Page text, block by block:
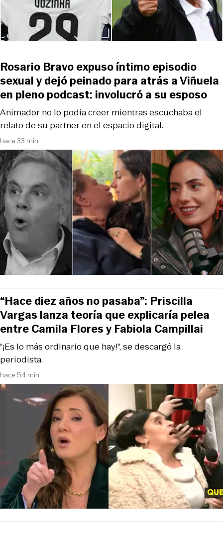
hace 33 min
Animador no lo podía creer mientras escuchaba el
relato de su partner en el espacio digital.
Rosario Bravo expuso íntimo episodio
sexual y dejó peinado para atrás a Viñuela
en pleno podcast: involucró a su esposo
hace 54 min
“¡Es lo más ordinario que hay!“, se descargó la
periodista.
“Hace diez años no pasaba”: Priscilla
Vargas lanza teoría que explicaría pelea
entre Camila Flores y Fabiola Campillai